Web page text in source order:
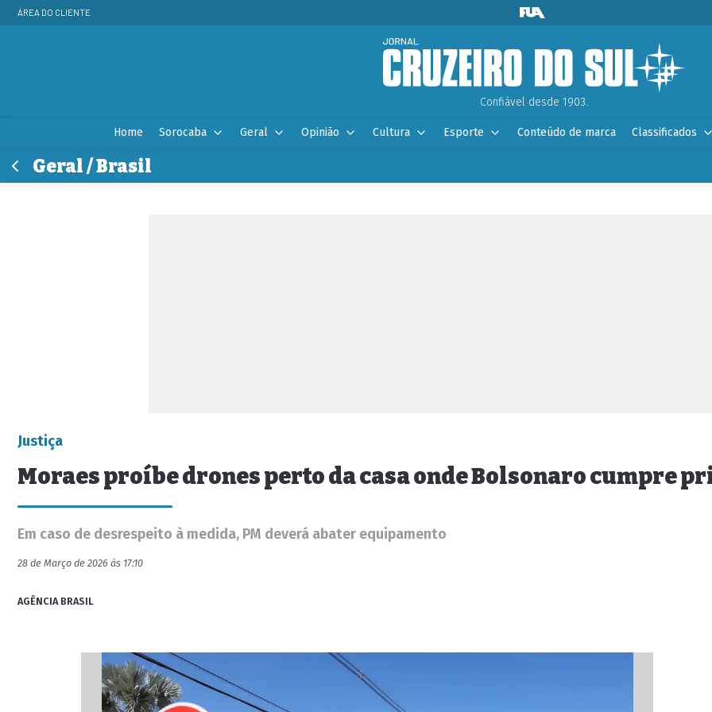
ÁREA DO CLIENTE
Confiável desde 1903.
Home Sorocaba Geral Opinião Cultura Esporte Conteúdo de marca Classificados
Geral / Brasil
Justiça
Moraes proíbe drones perto da casa onde Bolsonaro cumpre
Em caso de desrespeito à medida, PM deverá abater equipamento
28 de Março de 2026 às 17:10
AGÊNCIA BRASIL